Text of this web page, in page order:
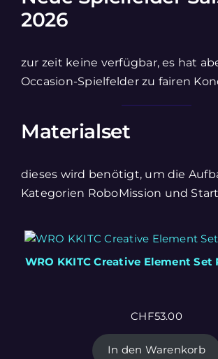
2026
zur zeit keine verfügbar, es hat
Occasion-Spielfelder zu fairen
Materialset
dieses wird benötigt, um die
Kategorien RoboMission und
WRO KKITC Creative Element Set
CHF53.00
In den Warenkorb